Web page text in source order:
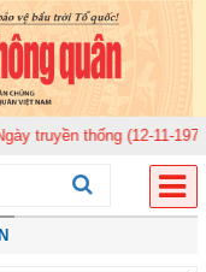
(12-11-1975/12-11-2025)